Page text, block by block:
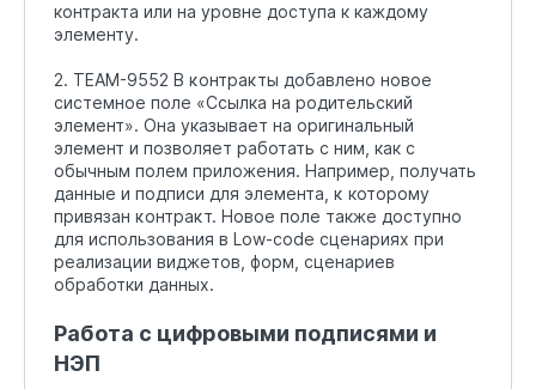
контракта или на уровне доступа к каждому
элементу.
2. TEAM-9552 В ĸонтраĸты добавлено новое
системное поле «Ссылка на родительский
элемент». Она указывает на оригинальный
элемент и позволяет работать с ним, как с
обычным полем приложения. Например, получать
данные и подписи для элемента, ĸ которому
привязан ĸонтраĸт. Новое поле также доступно
для использования в Low-code сценариях при
реализации виджетов, форм, сценариев
обработки данных.
Работа с цифровыми подписями и
НЭП